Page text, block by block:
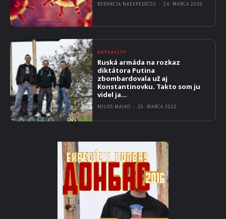
REDAKCIA NAEXPEDÍCIU - 24. MARCA 2020
AKTUALITY
Ruská armáda na rozkaz
diktátora Putina
zbombardovala už aj
Konstantinovku. Takto som ju
videl ja…
MILOŠ MAJKO - 25. MARCA 2022